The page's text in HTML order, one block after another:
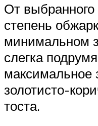
От
степень
минимальном
слегка
максимальное
золотисто-
тоста.